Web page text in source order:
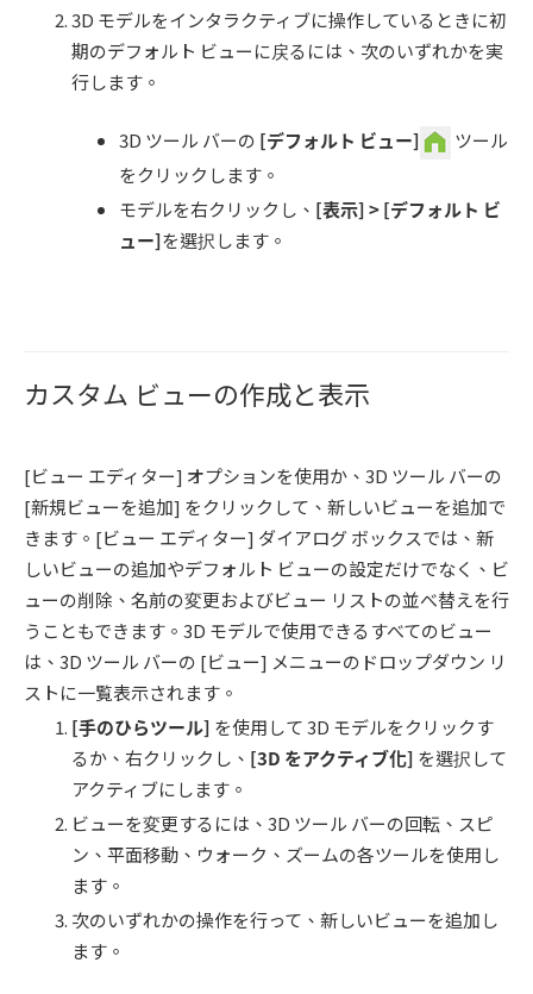
3D モデルをインタラクティブに操作しているときに初
期のデフォルト ビューに戻るには、次のいずれかを実
行します。
3D ツール バーの [デフォルト ビュー]
ツール
をクリックします。
モデルを右クリックし、 [表示] > [デフォルト ビ
ュー]を選択します。
カスタム ビューの作成と表示
[ビュー エディター] オプションを使用か、3D ツール バーの
[新規ビューを追加] をクリックして、新しいビューを追加で
きます。[ビュー エディター] ダイアログ ボックスでは、新
しいビューの追加やデフォルト ビューの設定だけでなく、ビ
ューの削除、名前の変更およびビュー リストの並べ替えを行
うこともできます。3D モデルで使用できるすべてのビュー
は、3D ツール バーの [ビュー] メニューのドロップダウン リ
ストに一覧表示されます。
[手のひらツール] を使用して 3D モデルをクリックす
るか、右クリックし、 [3D をアクティブ化] を選択して
アクティブにします。
ビューを変更するには、3D ツール バーの回転、スピ
ン、平面移動、ウォーク、ズームの各ツールを使用し
ます。
次のいずれかの操作を行って、新しいビューを追加し
ます。